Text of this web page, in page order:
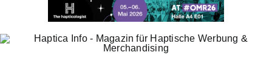
springen